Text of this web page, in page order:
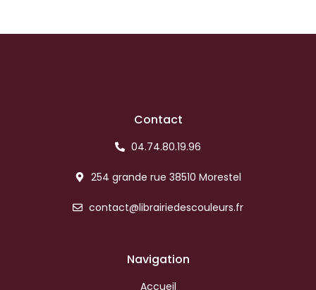
Contact
04.74.80.19.96
254 grande rue 38510 Morestel
contact@librairiedescouleurs.fr
Navigation
Accueil